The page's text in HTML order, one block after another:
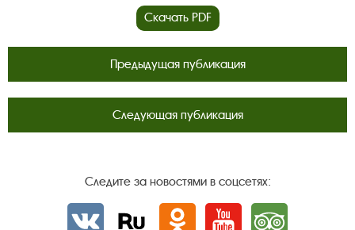
Скачать PDF
Предыдущая публикация
Следующая публикация
Следите за новостями в соцсетях:
Вконтактеrutube Одноклассники
YouTube Трипадвизор